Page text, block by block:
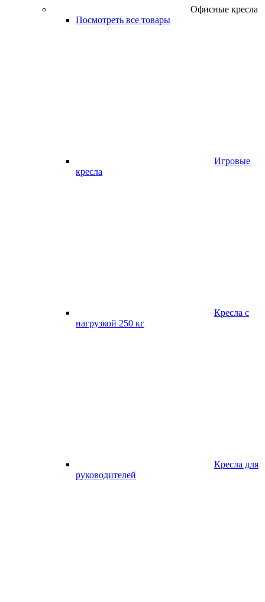
Офисные кресла
Посмотреть все товары
Игровые
кресла
Кресла с
нагрузкой 250 кг
Кресла для
руководителей